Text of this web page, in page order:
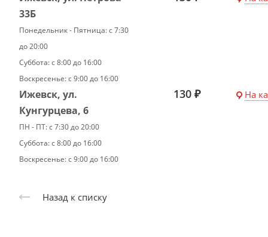
33Б
Понедельник - Пятница: с 7:30
до 20:00
Суббота: с 8:00 до 16:00
Воскресенье: с 9:00 до 16:00
Ижевск, ул.
Кунгурцева, 6
ПН - ПТ: с 7:30 до 20:00
Суббота: с 8:00 до 16:00
Воскресенье: с 9:00 до 16:00
130 ₽ На
Назад к списку